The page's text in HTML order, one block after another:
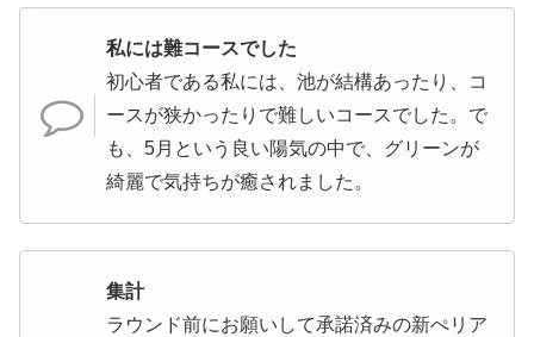
私には難コースでした
初心者である私には、池が結構あったり、コ
ースが狭かったりで難しいコースでした。で
も、5月という良い陽気の中で、グリーンが
綺麗で気持ちが癒されました。
集計
ラウンド前にお願いして承諾済みの新ぺリア